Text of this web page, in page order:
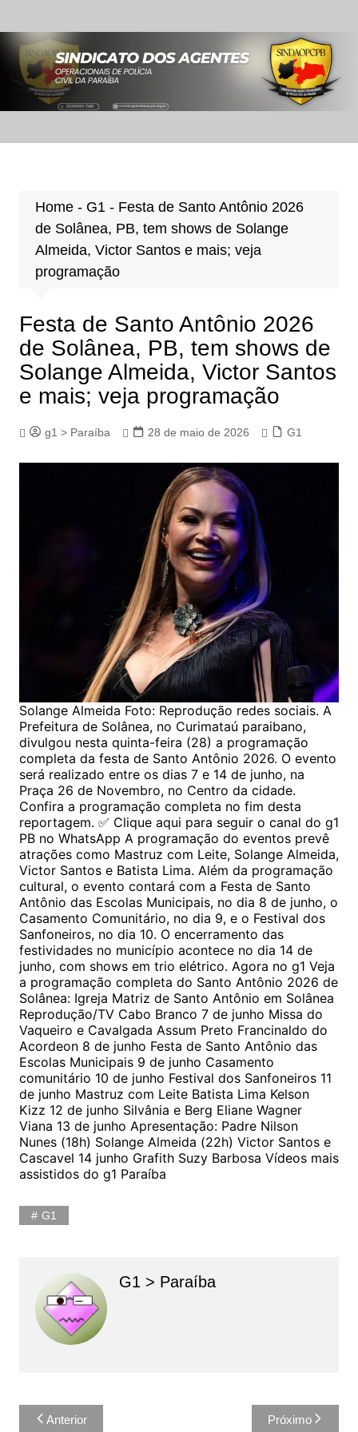
para
conteúdo
Home- G1 - Festa de Santo Antônio 2026
de Solânea, PB, tem shows de Solange
Almeida, Victor Santos e mais; veja
programação
Festa de Santo Antônio 2026
de Solânea, PB, tem shows de
Solange Almeida, Victor Santos
e mais; veja programação
g1 > Paraíba 28 de maio de 2026 G1
Solange Almeida Foto: Reprodução redes sociais. A
Prefeitura de Solânea, no Curimataú paraibano,
divulgou nesta quinta-feira (28) a programação
completa da festa de Santo Antônio 2026. O evento
será realizado entre os dias 7 e 14 de junho, na
Praça 26 de Novembro, no Centro da cidade.
Confira a programação completa no fim desta
reportagem. ✅ Clique aqui para seguir o canal do g1
PB no WhatsApp A programação do eventos prevê
atrações como Mastruz com Leite, Solange Almeida,
Victor Santos e Batista Lima. Além da programação
cultural, o evento contará com a Festa de Santo
Antônio das Escolas Municipais, no dia 8 de junho, o
Casamento Comunitário, no dia 9, e o Festival dos
Sanfoneiros, no dia 10. O encerramento das
festividades no município acontece no dia 14 de
junho, com shows em trio elétrico. Agora no g1 Veja
a programação completa do Santo Antônio 2026 de
Solânea: Igreja Matriz de Santo Antônio em Solânea
Reprodução/TV Cabo Branco 7 de junho Missa do
Vaqueiro e Cavalgada Assum Preto Francinaldo do
Acordeon 8 de junho Festa de Santo Antônio das
Escolas Municipais 9 de junho Casamento
comunitário 10 de junho Festival dos Sanfoneiros 11
de junho Mastruz com Leite Batista Lima Kelson
Kizz 12 de junho Silvânia e Berg Eliane Wagner
Viana 13 de junho Apresentação: Padre Nilson
Nunes (18h) Solange Almeida (22h) Victor Santos e
Cascavel 14 junho Grafith Suzy Barbosa Vídeos mais
assistidos do g1 Paraíba
G1
G1 > Paraíba
Navegação
Anterior Próximo